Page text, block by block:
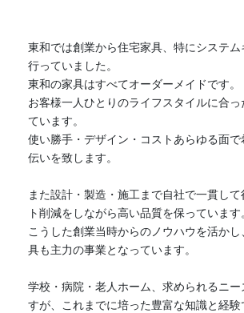
東和では創業から住宅家具、特にシステ
行っていました。
東和の家具はすべてオーダーメイドです。
お客様一人ひとりのライフスタイルに合っ
ています。
使い勝手・デザイン・コストあらゆる面
伝いを致します。
また設計・製造・施工まで自社で一貫し
ト削減をしながら高い品質を保っています
こうした創業当時からのノウハウを活か
具も主力の事業となっています。
学校・病院・老人ホーム、求められるニ
すが、これまでに培った豊富な知識と経験